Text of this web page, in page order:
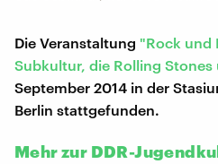
Die Veranstaltung "Rock und
Subkultur, die Rolling Stones
September 2014 in der
Berlin stattgefunden.
Mehr zur DDR-